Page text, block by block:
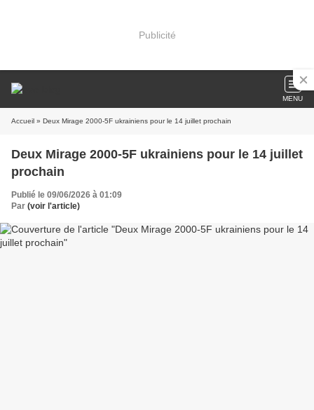
Publicité
MENU
Accueil » Deux Mirage 2000-5F ukrainiens pour le 14 juillet prochain
Deux Mirage 2000-5F ukrainiens pour le 14 juillet
prochain
Publié le 09/06/2026 à 01:09
Par (voir l'article)